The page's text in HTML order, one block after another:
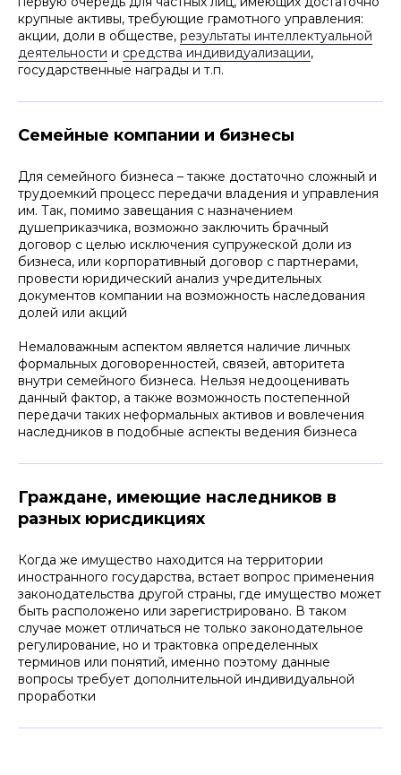
крупные активы, требующие грамотного управления:
акции, доли в обществе, результаты интеллектуальной
деятельности и средства индивидуализации,
государственные награды и т.п.
Семейные компании и бизнесы
Для семейного бизнеса – также достаточно сложный и
трудоемкий процесс передачи владения и управления
им. Так, помимо завещания с назначением
душеприказчика, возможно заключить брачный
договор с целью исключения супружеской доли из
бизнеса, или корпоративный договор с партнерами,
провести юридический анализ учредительных
документов компании на возможность наследования
долей или акций
Немаловажным аспектом является наличие личных
формальных договоренностей, связей, авторитета
внутри семейного бизнеса. Нельзя недооценивать
данный фактор, а также возможность постепенной
передачи таких неформальных активов и вовлечения
наследников в подобные аспекты ведения бизнеса
Граждане, имеющие наследников в
разных юрисдикциях
Когда же имущество находится на территории
иностранного государства, встает вопрос применения
законодательства другой страны, где имущество может
быть расположено или зарегистрировано. В таком
случае может отличаться не только законодательное
регулирование, но и трактовка определенных
терминов или понятий, именно поэтому данные
вопросы требует дополнительной индивидуальной
проработки